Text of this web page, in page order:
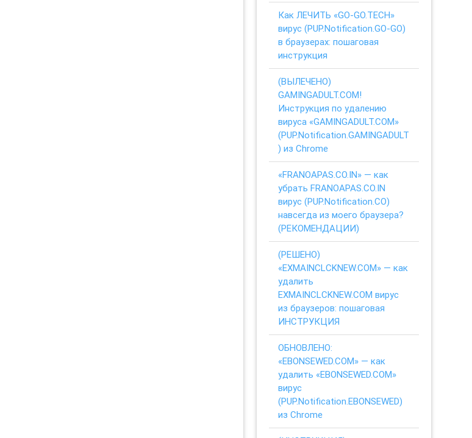
Как ЛЕЧИТЬ «GO-GO.TECH»
вирус (PUP.Notification.GO-GO)
в браузерах: пошаговая
инструкция
(ВЫЛЕЧЕНО)
GAMINGADULT.COM!
Инструкция по удалению
вируса «GAMINGADULT.COM»
(PUP.Notification.GAMINGADULT
) из Chrome
«FRANOAPAS.CO.IN» — как
убрать FRANOAPAS.CO.IN
вирус (PUP.Notification.CO)
навсегда из моего браузера?
(РЕКОМЕНДАЦИИ)
(РЕШЕНО)
«EXMAINCLCKNEW.COM» — как
удалить
EXMAINCLCKNEW.COM вирус
из браузеров: пошаговая
ИНСТРУКЦИЯ
ОБНОВЛЕНО:
«EBONSEWED.COM» — как
удалить «EBONSEWED.COM»
вирус
(PUP.Notification.EBONSEWED)
из Chrome